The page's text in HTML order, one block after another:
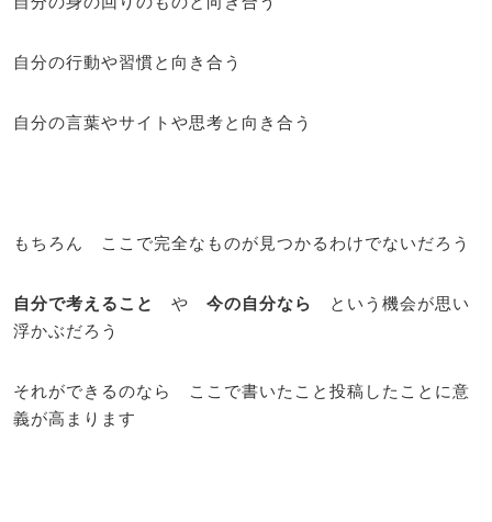
自分の行動や習慣と向き合う
自分の言葉やサイトや思考と向き合う
もちろん ここで完全なものが見つかるわけでないだろう
自分で考えること や 今の自分なら という機会が思い
浮かぶだろう
それができるのなら ここで書いたこと投稿したことに意
義が高まります